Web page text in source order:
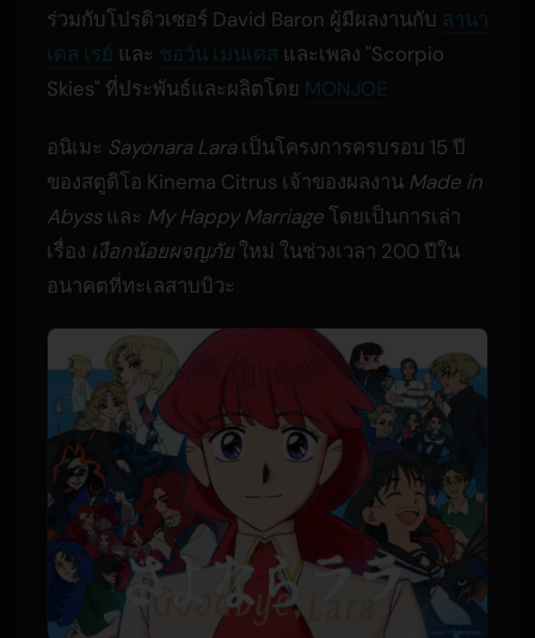
ร่วมกับโปรดิวเซอร์ David Baron ผู้มีผลงานกับ ลานา
เดล เรย์ และ ชอว์น เมนเดส และเพลง "Scorpio
Skies" ที่ประพันธ์และผลิตโดย MONJOE
อนิเมะ Sayonara Laraเป็นโครงการครบรอบ 15 ปี
ของสตูดิโอ Kinema Citrus เจ้าของผลงาน Made in
Abyssและ My Happy Marriageโดยเป็นการเล่า
เรื่อง เงือกน้อยผจญภัยใหม่ ในช่วงเวลา 200 ปีใน
อนาคตที่ทะเลสาบบิวะ